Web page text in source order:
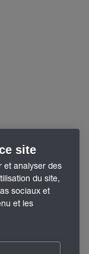
site
et analyser des
du site,
sociaux et
et les